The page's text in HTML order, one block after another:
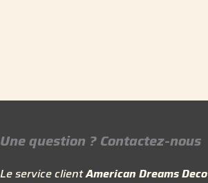
Une question ? Contactez-nous
Le service clientAmerican Dreams Deco